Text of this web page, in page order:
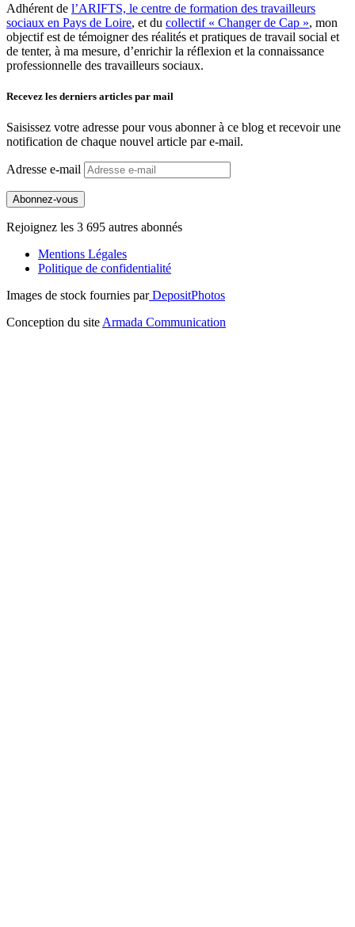
Adhérent de l’ARIFTS, le centre de formation des travailleurs
sociaux en Pays de Loire, et du collectif « Changer de Cap », mon
objectif est de témoigner des réalités et pratiques de travail social et
de tenter, à ma mesure, d’enrichir la réflexion et la connaissance
professionnelle des travailleurs sociaux.
Recevez les derniers articles par mail
Saisissez votre adresse pour vous abonner à ce blog et recevoir une
notification de chaque nouvel article par e-mail.
Adresse e-mail
Abonnez-vous
Rejoignez les 3 695 autres abonnés
Mentions Légales
Politique de confidentialité
Images de stock fournies parDepositPhotos
Conception du site Armada Communication